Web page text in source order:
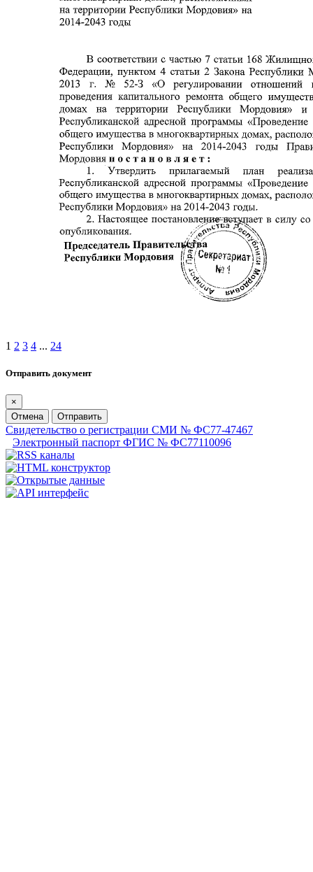
1 2 3 4 ... 24
Отправить документ
×
Отмена
Отправить
Свидетельство о регистрации СМИ № ФС77-47467
Электронный паспорт ФГИС № ФС77110096